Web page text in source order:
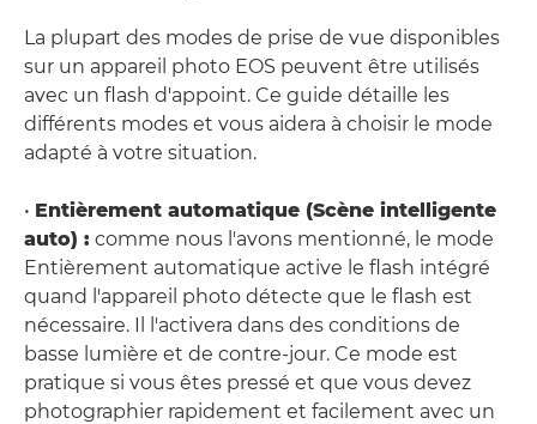
La plupart des modes de prise de vue disponibles
sur un appareil photo EOS peuvent être utilisés
avec un flash d'appoint. Ce guide détaille les
différents modes et vous aidera à choisir le mode
adapté à votre situation.
• Entièrement automatique (Scène intelligente
auto) : comme nous l'avons mentionné, le mode
Entièrement automatique active le flash intégré
quand l'appareil photo détecte que le flash est
nécessaire. Il l'activera dans des conditions de
basse lumière et de contre-jour. Ce mode est
pratique si vous êtes pressé et que vous devez
photographier rapidement et facilement avec un